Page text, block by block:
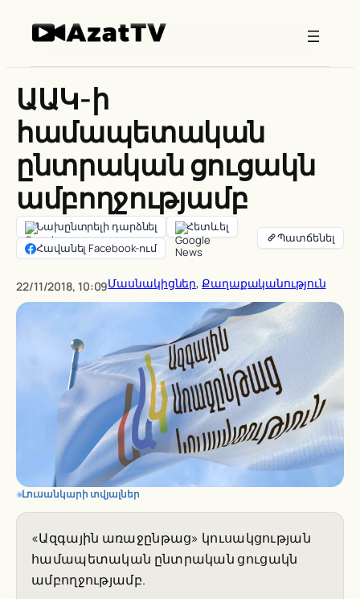
ԱԱԿ-ի
համապետական
ընտրական ցուցակն
ամբողջությամբ
Նախընտրելի դարձնել
Հետևել
Հավանել Facebook-ում
22/11/2018, 10:09Մասնակիցներ, Քաղաքականություն
Լուսանկարի տվյալներ
«Ազգային առաջընթաց» կուսակցության
համապետական ընտրական ցուցակն
ամբողջությամբ.